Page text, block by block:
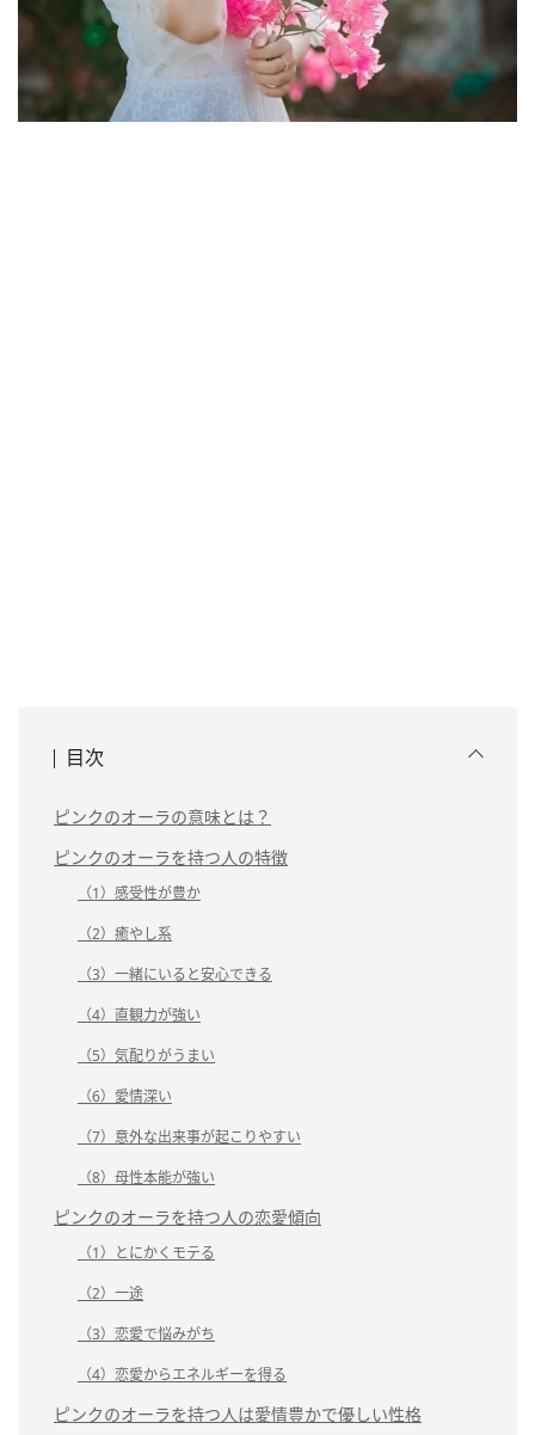
目次
ピンクのオーラの意味とは？
ピンクのオーラを持つ人の特徴
（1）感受性が豊か
（2）癒やし系
（3）一緒にいると安心できる
（4）直観力が強い
（5）気配りがうまい
（6）愛情深い
（7）意外な出来事が起こりやすい
（8）母性本能が強い
ピンクのオーラを持つ人の恋愛傾向
（1）とにかくモテる
（2）一途
（3）恋愛で悩みがち
（4）恋愛からエネルギーを得る
ピンクのオーラを持つ人は愛情豊かで優しい性格